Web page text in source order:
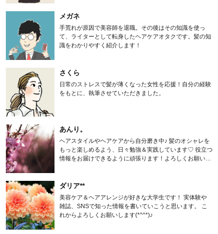
メガネ
手荒れが原因で美容師を退職。その後はその知識を使っ
て、ライターとして転身したヘアケアオタクです。髪の知
識をわかりやすく紹介します！
さくら
日常のストレスで髪が薄くなった女性を応援！自分の経験
をもとに、執筆させていただきました。
あんり。
ヘアスタイルやヘアケアから自分磨き中♪ 髪のオシャレを
もっと楽しめるよう、日々勉強＆実践しています♡ 役立つ
情報をお届けできるように頑張ります！よろしくお願いし
ダリア**
美容ケア＆ヘアアレンジが好きな大学生です！ 実体験や
雑誌、SNSで知った情報を書いていこうと思います。 こ
れからよろしくお願いします(*^^*)♪